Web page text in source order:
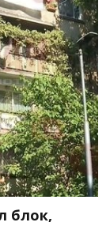
блок,